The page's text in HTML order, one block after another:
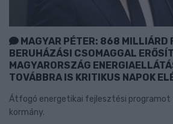
MAGYAR PÉTER: 868 MILLIÁRD
BERUHÁZÁSI CSOMAGGAL
MAGYARORSZÁG
TOVÁBBRA IS KRITIKUS NAPOK
Átfogó energetikai fejlesztési
kormány.